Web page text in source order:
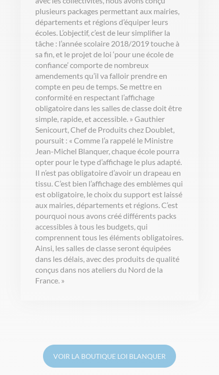
plusieurs packages permettant aux mairies,
départements et régions d’équiper leurs
écoles. L’objectif, c’est de leur simplifier la
tâche : l’année scolaire 2018/2019 touche à
sa fin, et le projet de loi ‘pour une école de
confiance’ comporte de nombreux
amendements qu’il va falloir prendre en
compte en peu de temps. Se mettre en
conformité en respectant l’affichage
obligatoire dans les salles de classe doit être
simple, rapide, et accessible. » Gauthier
Senicourt, Chef de Produits chez Doublet,
poursuit : « Comme l’a rappelé le Ministre
Jean-Michel Blanquer, chaque école pourra
opter pour le type d’affichage le plus adapté.
Il n’est pas obligatoire d’avoir un drapeau en
tissu. C’est bien l’affichage des emblèmes qui
est obligatoire, le choix du support est laissé
aux mairies, départements et régions. C’est
pourquoi nous avons créé différents packs
accessibles à tous les budgets, qui
comprennent tous les éléments obligatoires.
Ainsi, les salles de classe seront équipées
dans les délais, avec des produits de qualité
conçus dans nos ateliers du Nord de la
France. »
VOIR LA BOUTIQUE LOI BLANQUER